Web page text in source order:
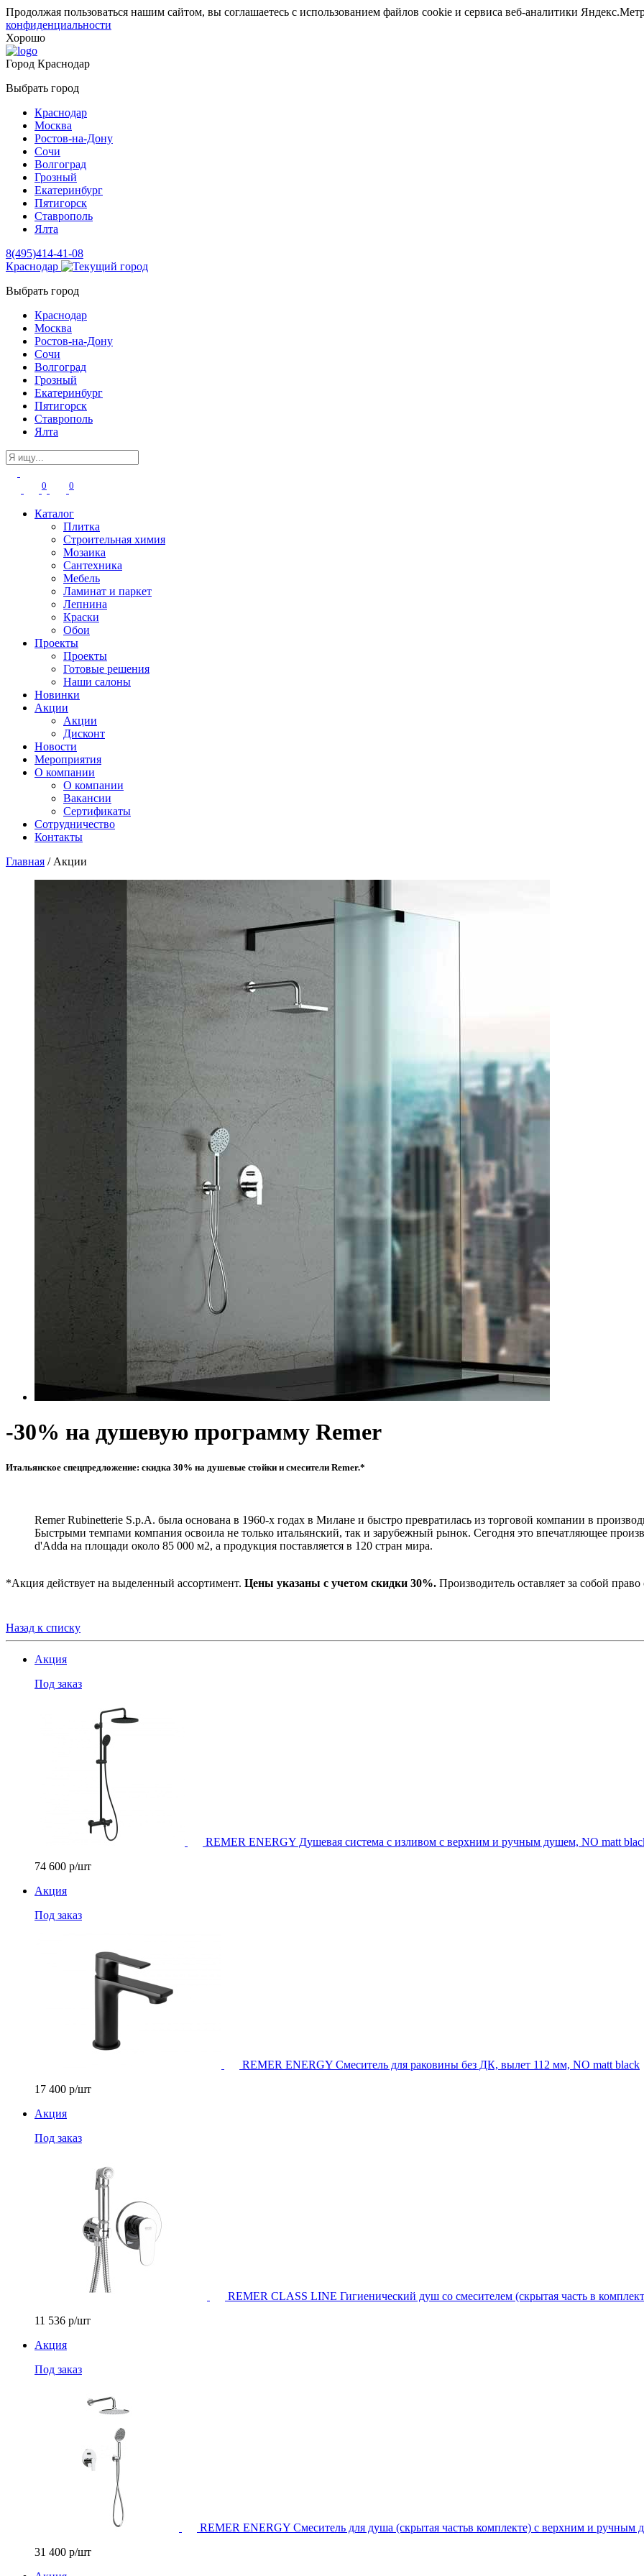
Продолжая пользоваться нашим сайтом, вы соглашаетесь с использованием файлов cookie и сервиса веб-аналитики
конфиденциальности
Хорошо
Город Краснодар
Выбрать город
Краснодар
Москва
Ростов-на-Дону
Сочи
Волгоград
Грозный
Екатеринбург
Пятигорск
Ставрополь
Ялта
8(495)414-41-08
Краснодар
Выбрать город
Краснодар
Москва
Ростов-на-Дону
Сочи
Волгоград
Грозный
Екатеринбург
Пятигорск
Ставрополь
Ялта
0 0
Каталог
Плитка
Строительная химия
Мозаика
Сантехника
Мебель
Ламинат и паркет
Лепнина
Краски
Обои
Проекты
Проекты
Готовые решения
Наши салоны
Новинки
Акции
Акции
Дисконт
Новости
Мероприятия
О компании
О компании
Вакансии
Сертификаты
Сотрудничество
Контакты
Главная / Акции
-30% на душевую программу Remer
Итальянское спецпредложение: скидка 30% на душевые стойки и смесители Remer.*
Remer Rubinetterie S.p.A. была основана в 1960-х годах в Милане и быстро превратилась из торговой компании в
Быстрыми темпами компания освоила не только итальянский, так и зарубежный рынок. Сегодня это впечатляющее
d'Adda на площади около 85 000 м2, а продукция поставляется в 120 стран мира.
*Акция действует на выделенный ассортимент. Цены указаны с учетом скидки 30%. Производитель оставляет за собой
Назад к списку
Акция
Под заказ
REMER ENERGY Душевая система с изливом с верхним и ручным душем, NO matt
74 600 р/шт
Акция
Под заказ
REMER ENERGY Смеситель для раковины без ДК, вылет 112 мм, NO matt black
17 400 р/шт
Акция
Под заказ
REMER CLASS LINE Гигиенический душ со смесителем (скрытая часть в
11 536 р/шт
Акция
Под заказ
REMER ENERGY Смеситель для душа (скрытая частьв комплекте) с верхним и ручным
31 400 р/шт